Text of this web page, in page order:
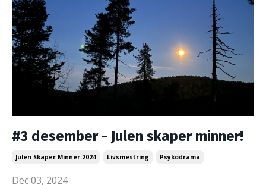
#3 desember - Julen skaper minner!
Julen Skaper Minner 2024 Livsmestring Psykodrama
Dec 03, 2024